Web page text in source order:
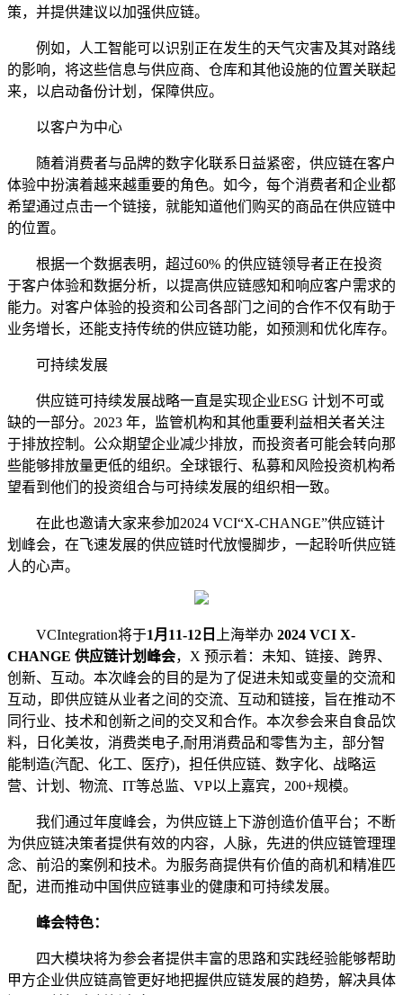
策，并提供建议以加强供应链。
例如，人工智能可以识别正在发生的天气灾害及其对路线
的影响，将这些信息与供应商、仓库和其他设施的位置关联起
来，以启动备份计划，保障供应。
以客户为中心
随着消费者与品牌的数字化联系日益紧密，供应链在客户
体验中扮演着越来越重要的角色。如今，每个消费者和企业都
希望通过点击一个链接，就能知道他们购买的商品在供应链中
的位置。
根据一个数据表明，超过60% 的供应链领导者正在投资
于客户体验和数据分析，以提高供应链感知和响应客户需求的
能力。对客户体验的投资和公司各部门之间的合作不仅有助于
业务增长，还能支持传统的供应链功能，如预测和优化库存。
可持续发展
供应链可持续发展战略一直是实现企业ESG 计划不可或
缺的一部分。2023 年，监管机构和其他重要利益相关者关注
于排放控制。公众期望企业减少排放，而投资者可能会转向那
些能够排放量更低的组织。全球银行、私募和风险投资机构希
望看到他们的投资组合与可持续发展的组织相一致。
在此也邀请大家来参加2024 VCI“X-CHANGE”供应链计
划峰会，在飞速发展的供应链时代放慢脚步，一起聆听供应链
人的心声。
VCIntegration将于1月11-12日 上海举办 2024 VCI X-
CHANGE 供应链计划峰会，X 预示着：未知、链接、跨界、
创新、互动。本次峰会的目的是为了促进未知或变量的交流和
互动，即供应链从业者之间的交流、互动和链接，旨在推动不
同行业、技术和创新之间的交叉和合作。本次参会来自食品饮
料，日化美妆，消费类电子,耐用消费品和零售为主，部分智
能制造(汽配、化工、医疗)，担任供应链、数字化、战略运
营、计划、物流、IT等总监、VP以上嘉宾，200+规模。
我们通过年度峰会，为供应链上下游创造价值平台；不断
为供应链决策者提供有效的内容，人脉，先进的供应链管理理
念、前沿的案例和技术。为服务商提供有价值的商机和精准匹
配，进而推动中国供应链事业的健康和可持续发展。
峰会特色：
四大模块将为参会者提供丰富的思路和实践经验能够帮助
甲方企业供应链高管更好地把握供应链发展的趋势，解决具体